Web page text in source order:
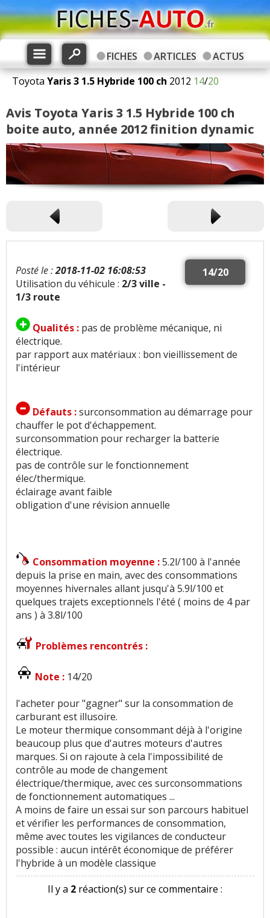
FICHES ARTICLES
ACTUS
Toyota Yaris 3 1.5 Hybride 100 ch 2012 14/20
Avis Toyota Yaris 3 1.5 Hybride 100 ch
boite auto, année 2012 finition dynamic
14/20
Posté le :2018-11-02 16:08:53
Utilisation du véhicule : 2/3 ville -
1/3 route
Qualités : pas de problème mécanique, ni
électrique.
par rapport aux matériaux : bon vieillissement de
l'intérieur
Défauts :surconsommation au démarrage pour
chauffer le pot d'échappement.
surconsommation pour recharger la batterie
électrique.
pas de contrôle sur le fonctionnement
élec/thermique.
éclairage avant faible
obligation d'une révision annuelle
Consommation moyenne :5.2l/100 à l'année
depuis la prise en main, avec des consommations
moyennes hivernales allant jusqu'à 5.9l/100 et
quelques trajets exceptionnels l'été ( moins de 4 par
ans ) à 3.8l/100
Problèmes rencontrés :
Note : 14/20
l'acheter pour "gagner" sur la consommation de
carburant est illusoire.
Le moteur thermique consommant déjà à l'origine
beaucoup plus que d'autres moteurs d'autres
marques. Si on rajoute à cela l'impossibilité de
contrôle au mode de changement
électrique/thermique, avec ces surconsommations
de fonctionnement automatiques ...
A moins de faire un essai sur son parcours habituel
et vérifier les performances de consommation,
même avec toutes les vigilances de conducteur
possible : aucun intérêt économique de préférer
l'hybride à un modèle classique
Il y a 2 réaction(s) sur ce commentaire :